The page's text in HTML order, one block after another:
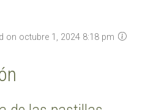
on octubre 1, 2024 8:18 pm